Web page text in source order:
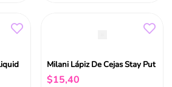
Milani Lápiz De Cejas Stay Put
$15,40